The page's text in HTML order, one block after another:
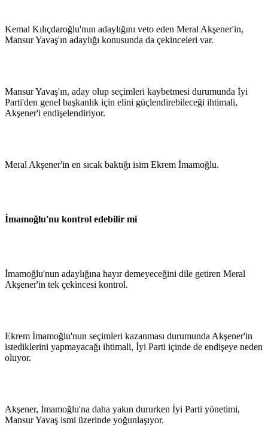
Kemal Kılıçdaroğlu'nun adaylığını veto eden Meral Akşener'in,
Mansur Yavaş'ın adaylığı konusunda da çekinceleri var.
Mansur Yavaş'ın, aday olup seçimleri kaybetmesi durumunda İyi
Parti'den genel başkanlık için elini güçlendirebileceği ihtimali,
Akşener'i endişelendiriyor.
Meral Akşener'in en sıcak baktığı isim Ekrem İmamoğlu.
İmamoğlu'nu kontrol edebilir mi
İmamoğlu'nun adaylığına hayır demeyeceğini dile getiren Meral
Akşener'in tek çekincesi kontrol.
Ekrem İmamoğlu'nun seçimleri kazanması durumunda Akşener'in
istediklerini yapmayacağı ihtimali, İyi Parti içinde de endişeye neden
oluyor.
Akşener, İmamoğlu'na daha yakın dururken İyi Parti yönetimi,
Mansur Yavaş ismi üzerinde yoğunlaşıyor.